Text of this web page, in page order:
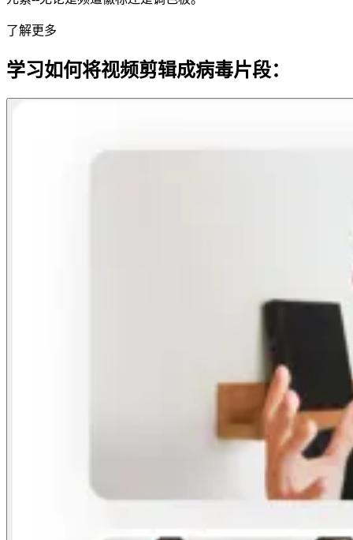
了解更多
学习如何将视频剪辑成病毒片段：